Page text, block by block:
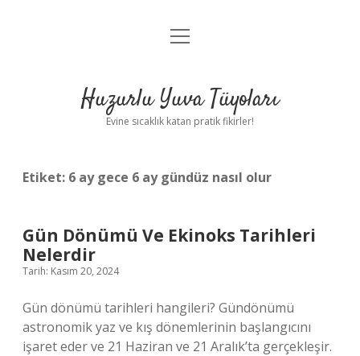
Anasayfa
Yasal Uyarı
menüyü
Huzurlu Yuva Tüyoları
Evine sıcaklık katan pratik fikirler!
Etiket: 6 ay gece 6 ay gündüz nasıl olur
Gün Dönümü Ve Ekinoks Tarihleri
Nelerdir
Tarih: Kasım 20, 2024
Gün dönümü tarihleri hangileri? Gündönümü
astronomik yaz ve kış dönemlerinin başlangıcını
işaret eder ve 21 Haziran ve 21 Aralık’ta gerçekleşir.